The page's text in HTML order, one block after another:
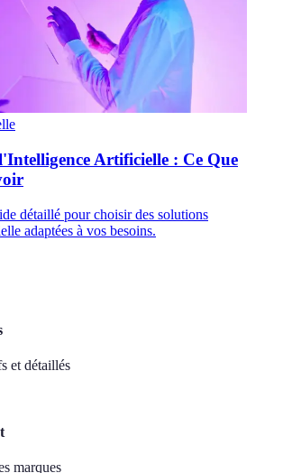
Artificielle : Ce Que
détaillé pour choisir des solutions
adaptées à vos besoins.
et détaillés
marques